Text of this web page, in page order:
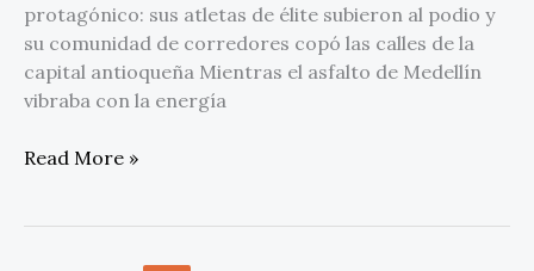
protagónico: sus atletas de élite subieron al podio y
su comunidad de corredores copó las calles de la
capital antioqueña Mientras el asfalto de Medellín
vibraba con la energía
Read More »